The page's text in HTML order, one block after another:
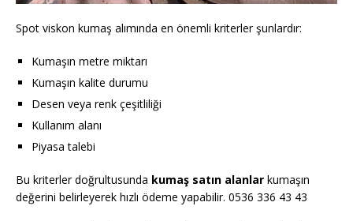
Spot viskon kumaş alımında en önemli kriterler şunlardır:
Kumaşın metre miktarı
Kumaşın kalite durumu
Desen veya renk çeşitliliği
Kullanım alanı
Piyasa talebi
Bu kriterler doğrultusunda kumaş satın alanlar kumaşın
değerini belirleyerek hızlı ödeme yapabilir. 0536 336 43 43